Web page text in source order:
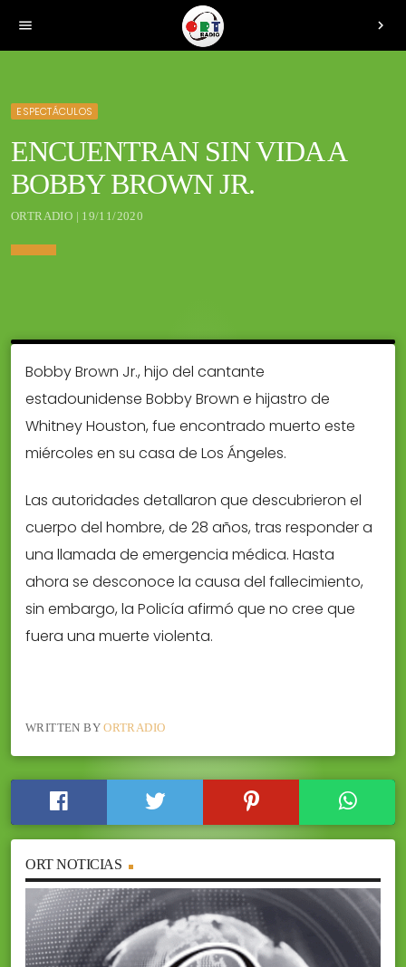
menu chevron_right
ESPECTÁCULOS
ENCUENTRAN SIN VIDA A
BOBBY BROWN JR.
ORTRADIO | 19/11/2020
Bobby Brown Jr., hijo del cantante
estadounidense Bobby Brown e hijastro de
Whitney Houston, fue encontrado muerto este
miércoles en su casa de Los Ángeles.
Las autoridades detallaron que descubrieron el
cuerpo del hombre, de 28 años, tras responder a
una llamada de emergencia médica. Hasta
ahora se desconoce la causa del fallecimiento,
sin embargo, la Policía afirmó que no cree que
fuera una muerte violenta.
WRITTEN BYORTRADIO
ORT NOTICIAS